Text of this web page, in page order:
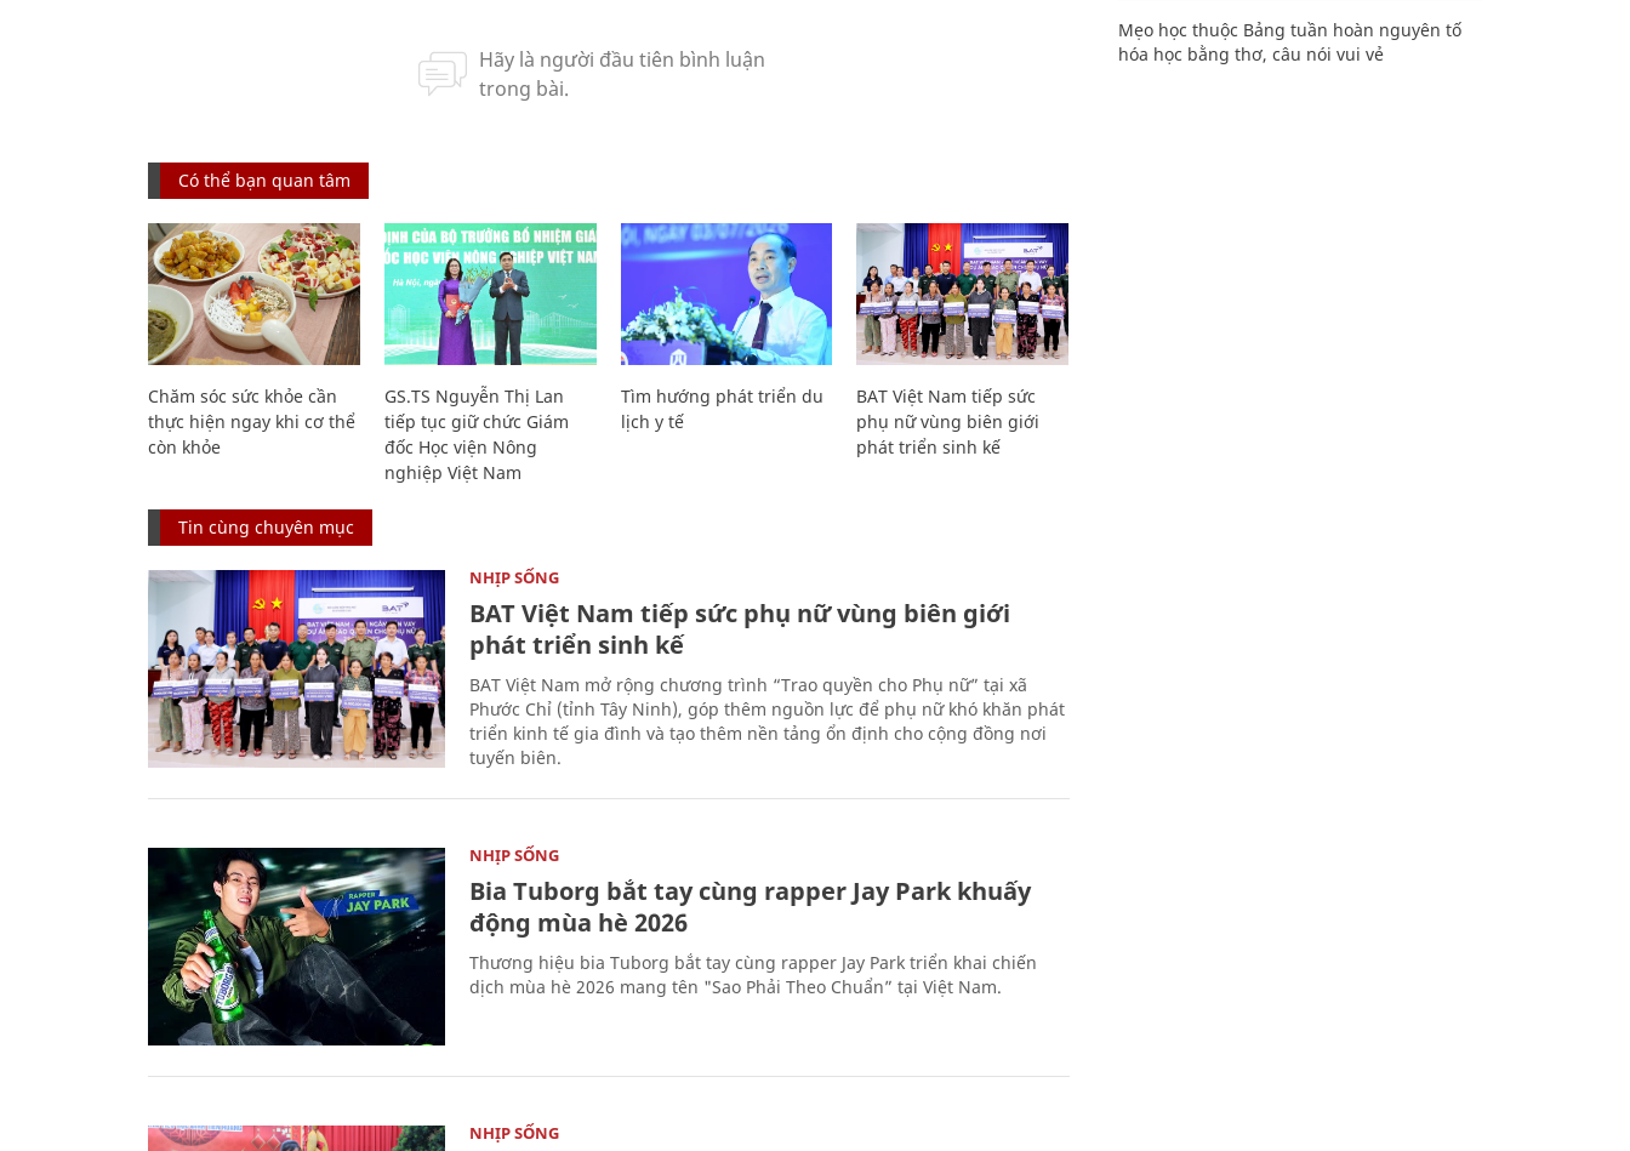
Có thể bạn quan tâm
Chăm sóc sức khỏe cần
thực hiện ngay khi cơ thể
còn khỏe
GS.TS Nguyễn Thị Lan
tiếp tục giữ chức Giám
đốc Học viện Nông
nghiệp Việt Nam
Tìm hướng phát triển du
lịch y tế
BAT Việt Nam tiếp sức
phụ nữ vùng biên giới
phát triển sinh kế
Tin cùng chuyên mục
NHỊP SỐNG
BAT Việt Nam tiếp sức phụ nữ vùng biên giới
phát triển sinh kế
BAT Việt Nam mở rộng chương trình “Trao quyền cho Phụ nữ” tại xã
Phước Chỉ (tỉnh Tây Ninh), góp thêm nguồn lực để phụ nữ khó khăn phát
triển kinh tế gia đình và tạo thêm nền tảng ổn định cho cộng đồng nơi
tuyến biên.
NHỊP SỐNG
Bia Tuborg bắt tay cùng rapper Jay Park khuấy
động mùa hè 2026
Thương hiệu bia Tuborg bắt tay cùng rapper Jay Park triển khai chiến
dịch mùa hè 2026 mang tên "Sao Phải Theo Chuẩn” tại Việt Nam.
NHỊP SỐNG
Mẹo học thuộc Bảng tuần hoàn nguyên tố
hóa học bằng thơ, câu nói vui vẻ